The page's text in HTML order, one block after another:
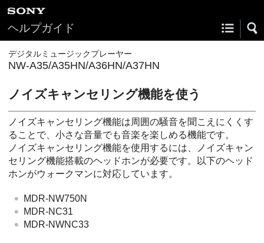
ヘルプガイド
デジタルミュージックプレーヤー
NW-A35/A35HN/A36HN/A37HN
ノイズキャンセリング機能を使う
ノイズキャンセリング機能は周囲の騒音を聞こえにくくす
ることで、小さな音量でも音楽を楽しめる機能です。
ノイズキャンセリング機能を使用するには、ノイズキャン
セリング機能搭載のヘッドホンが必要です。以下のヘッド
ホンがウォークマンに対応しています。
MDR-NW750N
MDR-NC31
MDR-NWNC33